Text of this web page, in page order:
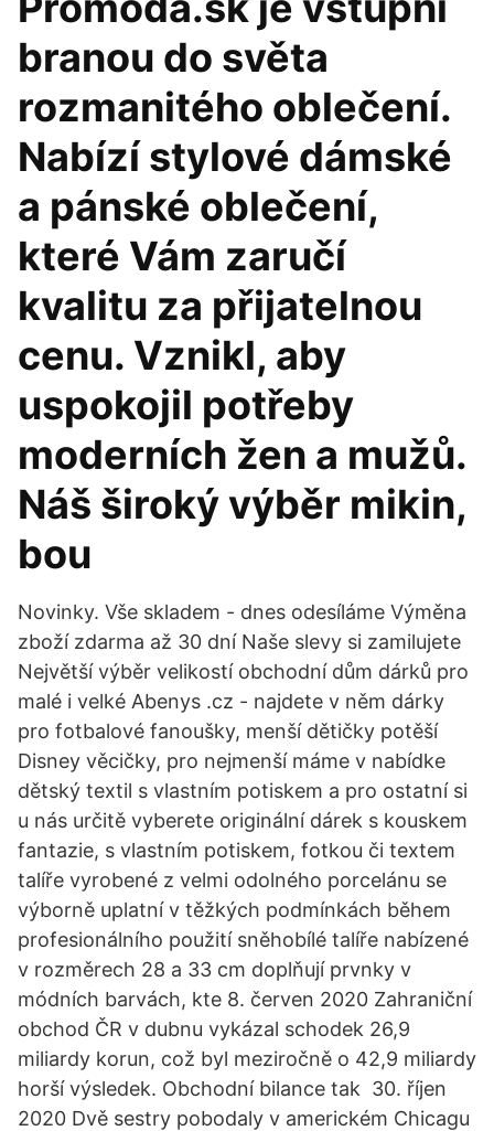
branou do světa
rozmanitého oblečení.
Nabízí stylové dámské
a pánské oblečení,
které Vám zaručí
kvalitu za přijatelnou
cenu. Vznikl, aby
uspokojil potřeby
moderních žen a mužů.
Náš široký výběr mikin,
bou
Novinky. Vše skladem - dnes odesíláme Výměna
zboží zdarma až 30 dní Naše slevy si zamilujete
Největší výběr velikostí obchodní dům dárků pro
malé i velké Abenys .cz - najdete v něm dárky
pro fotbalové fanoušky, menší dětičky potěší
Disney věcičky, pro nejmenší máme v nabídke
dětský textil s vlastním potiskem a pro ostatní si
u nás určitě vyberete originální dárek s kouskem
fantazie, s vlastním potiskem, fotkou či textem
talíře vyrobené z velmi odolného porcelánu se
výborně uplatní v těžkých podmínkách během
profesionálního použití sněhobílé talíře nabízené
v rozměrech 28 a 33 cm doplňují prvnky v
módních barvách, kte 8. červen 2020 Zahraniční
obchod ČR v dubnu vykázal schodek 26,9
miliardy korun, což byl meziročně o 42,9 miliardy
horší výsledek. Obchodní bilance tak 30. říjen
2020 Dvě sestry pobodaly v americkém Chicagu